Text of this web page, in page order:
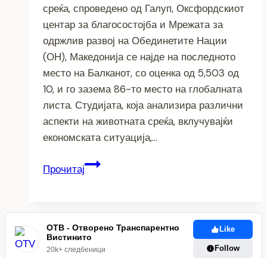
среќа, спроведено од Галуп, Оксфордскиот
центар за благосостојба и Мрежата за
одржлив развој на Обединетите Нации
(ОН), Македонија се најде на последното
место на Балканот, со оценка од 5,503 од
10, и го зазема 86-то место на глобалната
листа. Студијата, која анализира различни
аспекти на животната среќа, вклучувајќи
економската ситуација,…
ПрочитајМакедонците
Балканот,
Најсреќните
луѓе
ОТВ - Отворено Транспарентно
Вистинито
20k+ следбеници
Like
Follow